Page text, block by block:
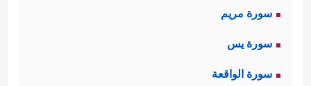
سورة مريم
سورة يس
سورة الواقعة